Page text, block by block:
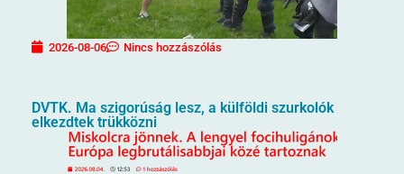
2026-08-06 Nincs hozzászólás
DVTK. Ma szigorúság lesz, a külföldi szurkolók
elkezdtek trükközni